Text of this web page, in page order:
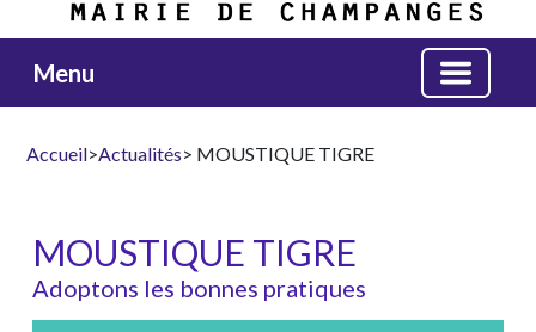
Menu
Accueil>Actualités> MOUSTIQUE TIGRE
MOUSTIQUE TIGRE
Adoptons les bonnes pratiques